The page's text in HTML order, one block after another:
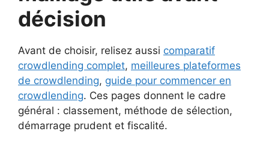
décision
Avant de choisir, relisez aussi comparatif
crowdlending complet, meilleures plateformes
de crowdlending, guide pour commencer en
crowdlending. Ces pages donnent le cadre
général : classement, méthode de sélection,
démarrage prudent et fiscalité.